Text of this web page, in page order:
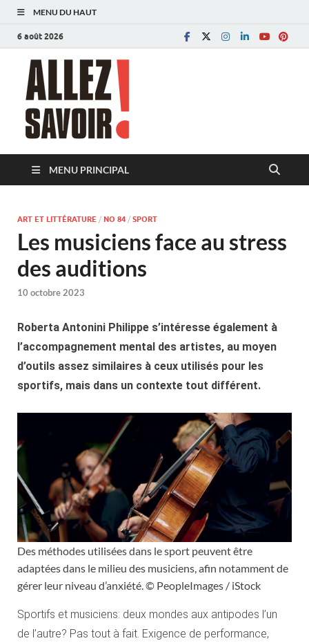
MENU DU HAUT
6 août 2026
MENU PRINCIPAL
ART ET LITTÉRATURE / NO 84 / SPORT
Les musiciens face au stress
des auditions
10 octobre 2023
Roberta Antonini Philippe s’intéresse également à
l’accompagnement mental des artistes, au moyen
d’outils assez similaires à ceux utilisés pour les
sportifs, mais dans un contexte tout différent.
Des méthodes utilisées dans le sport peuvent être
adaptées dans le milieu des musiciens, afin notamment de
gérer leur niveau d’anxiété. © PeopleImages / iStock
Sportifs et musiciens: deux mondes aux antipodes l’un
de l’autre? Pas tout à fait. Exigence de performance,